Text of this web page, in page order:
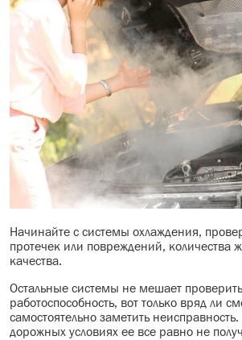
Начинайте с системы охлаждения,
протечек или повреждений, количества
качества.
Остальные системы не мешает
работоспособность, вот только вряд ли
самостоятельно заметить
дорожных условиях ее все равно не